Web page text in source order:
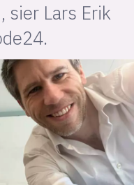
sier Lars Erik
ukas koder